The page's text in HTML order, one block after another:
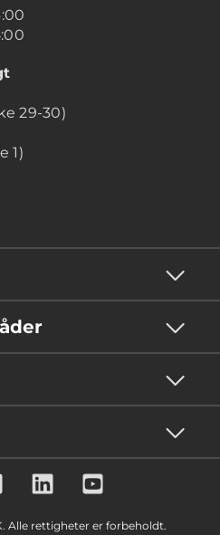
29-30)
1)
Alle rettigheter er forbeholdt.